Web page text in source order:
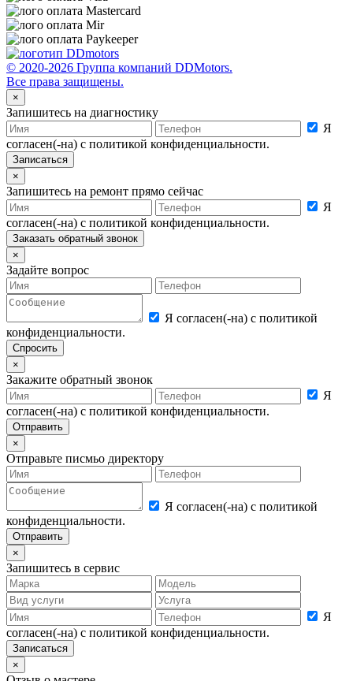
© 2020-2026 Группа компаний DDMotors.
Все права защищены.
×
Запишитесь на диагностику
Я
согласен(-на) с политикой конфиденциальности.
×
Запишитесь на ремонт прямо сейчас
Я
согласен(-на) с политикой конфиденциальности.
×
Задайте вопрос
Я согласен(-на) с политикой
конфиденциальности.
×
Закажите обратный звонок
Я
согласен(-на) с политикой конфиденциальности.
×
Отправьте писмьо директору
Я согласен(-на) с политикой
конфиденциальности.
×
Запишитесь в сервис
Я
согласен(-на) с политикой конфиденциальности.
×